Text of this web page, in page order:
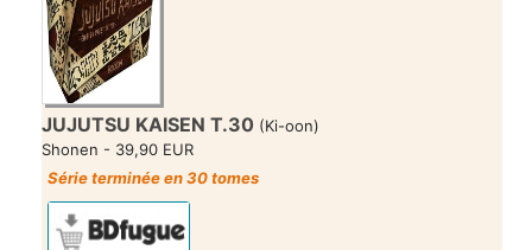
JUJUTSU KAISEN T.30 (Ki-oon)
Shonen - 39,90 EUR
Série terminée en 30 tomes